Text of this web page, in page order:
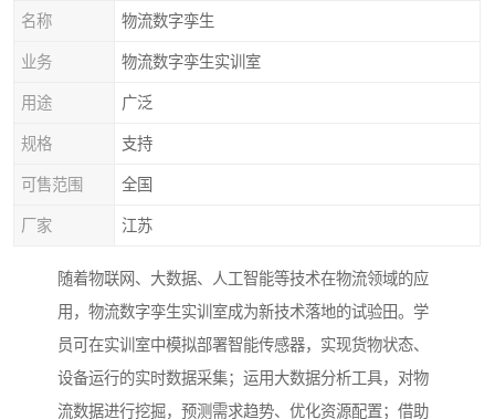
名称 物流数字孪生
业务 物流数字孪生实训室
用途 广泛
规格 支持
可售范围 全国
厂家 江苏
随着物联网、大数据、人工智能等技术在物流领域的应
用，物流数字孪生实训室成为新技术落地的试验田。学
员可在实训室中模拟部署智能传感器，实现货物状态、
设备运行的实时数据采集；运用大数据分析工具，对物
流数据进行挖掘，预测需求趋势、优化资源配置；借助